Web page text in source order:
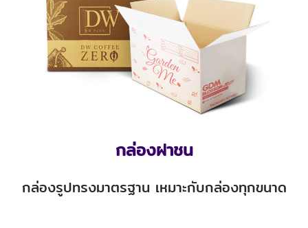
กล่องฝาชน
กล่องรูปทรงมาตรฐาน เหมาะกับกล่องทุกขนาด